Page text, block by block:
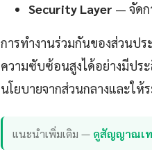
Security Layer — จัดก
การทำงานร่วมกันของส่วนปร
ความซับซ้อนสูงได้อย่างมีปร
นโยบายจากส่วนกลางและใ
แนะนำเพิ่มเติม — ดูสัญญาณเท